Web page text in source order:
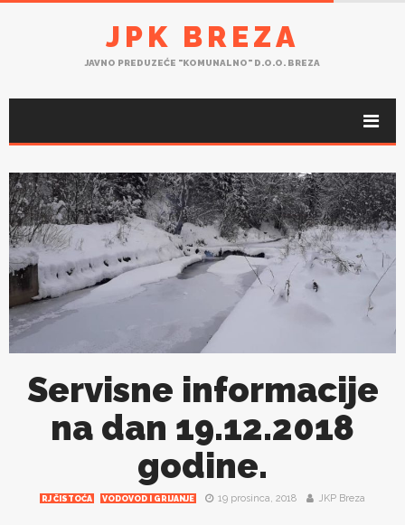
JPK BREZA
JAVNO PREDUZEĆE "KOMUNALNO" D.O.O. BREZA
Servisne informacije
na dan 19.12.2018
godine.
RJ ČISTOĆA VODOVOD I GRIJANJE 19 prosinca, 2018 JKP Breza